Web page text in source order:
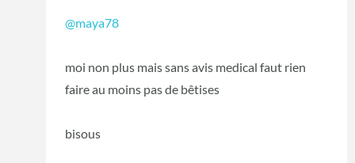
@maya78
moi non plus mais sans avis medical faut rien
faire au moins pas de bêtises
bisous